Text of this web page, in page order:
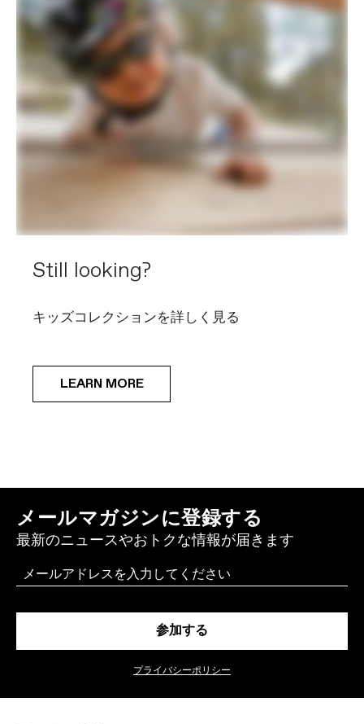
Still looking?
キッズコレクションを詳しく見る
LEARN MORE
メールマガジンに登録する
最新のニュースやおトクな情報が届きます
Email
参加する
プライバシーポリシー